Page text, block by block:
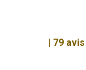
| 79